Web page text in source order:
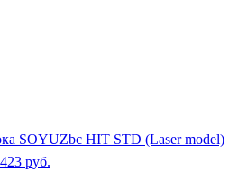
SOYUZbc HIT STD (Laser model)
руб.